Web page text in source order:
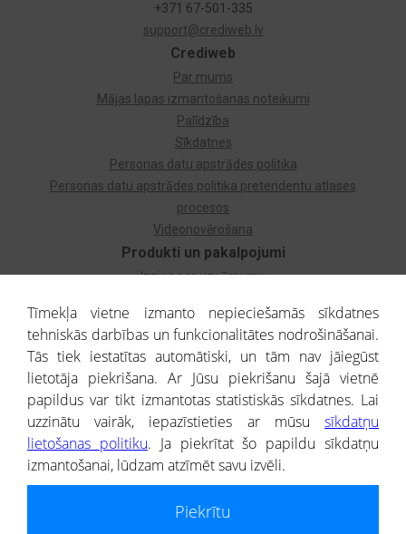
Produkti un pakalpojumi
Izziņa par uzņēmumu
Dzimtas koks
Uzņēmumu atlase
Monitorings
Kredītizziņa par ārvalstu uzņēmumiem
Crediweb
Par mums
Mājas lapas izmantošanas noteikumi
Palīdzība
Sīkdatnes
Personas datu apstrādes politika
Personas datu apstrādes politika pretendentu atlases
procesos
Videonovērošana
+371 67-501-335
support@crediweb.lv
® CREDITREFORM Latvija
SIA
Tīmekļa vietne izmanto nepieciešamās sīkdatnes
tehniskās darbības un funkcionalitātes nodrošināšanai.
Tās tiek iestatītas automātiski, un tām nav jāiegūst
lietotāja piekrišana. Ar Jūsu piekrišanu šajā vietnē
papildus var tikt izmantotas statistiskās sīkdatnes. Lai
uzzinātu vairāk, iepazīstieties ar mūsu sīkdatņu
lietošanas politiku. Ja piekrītat šo papildu sīkdatņu
izmantošanai, lūdzam atzīmēt savu izvēli.
Piekrītu